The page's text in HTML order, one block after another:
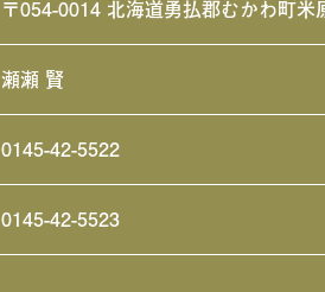
〒054-0014 北海道勇払郡むかわ町米
瀬瀬 賢
0145-42-5522
0145-42-5523